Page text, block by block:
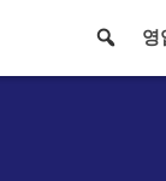
영